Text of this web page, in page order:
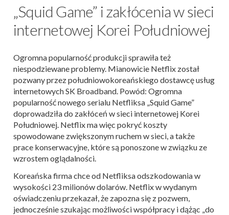
„Squid Game” i zakłócenia w sieci
internetowej Korei Południowej
Ogromna popularność produkcji sprawiła też
niespodziewane problemy. Mianowicie Netflix został
pozwany przez południowokoreańskiego dostawcę usług
internetowych SK Broadband. Powód: Ogromna
popularność nowego serialu Netfliksa „Squid Game”
doprowadziła do zakłóceń w sieci internetowej Korei
Południowej. Netflix ma więc pokryć koszty
spowodowane zwiększonym ruchem w sieci, a także
prace konserwacyjne, które są ponoszone w związku ze
wzrostem oglądalności.
Koreańska firma chce od Netfliksa odszkodowania w
wysokości 23 milionów dolarów. Netflix w wydanym
oświadczeniu przekazał, że zapozna się z pozwem,
jednocześnie szukając możliwości współpracy i dążąc „do